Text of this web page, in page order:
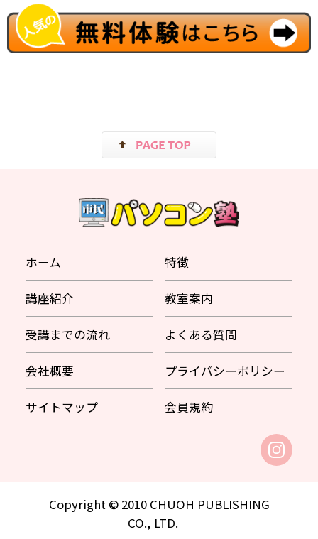
ホーム 特徴
講座紹介 教室案内
受講までの流れ よくある質問
会社概要 プライバシーポリシー
サイトマップ 会員規約
Copyright © 2010 CHUOH PUBLISHING
CO., LTD.